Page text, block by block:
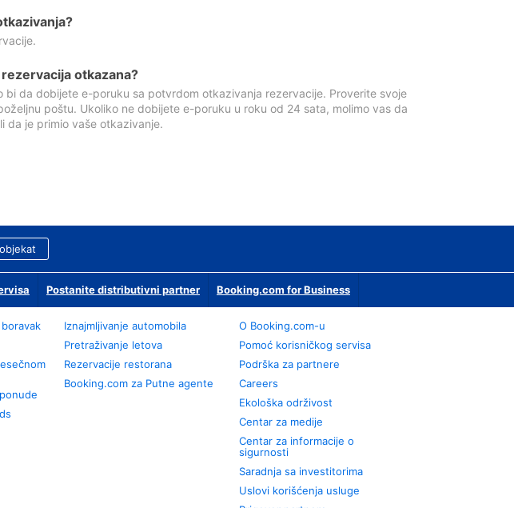
otkazana?
da dobijete e-poruku sa potvrdom otkazivanja rezervacije. Proverite svoje
poštu. Ukoliko ne dobijete e-poruku u roku od 24 sata, molimo vas da
je primio vaše otkazivanje.
Postanite distributivni partner Booking.com for Business
Iznajmljivanje automobila
Pretraživanje letova
Rezervacije restorana
Booking.com za Putne agente
О Booking.com-u
Pomoć korisničkog servisa
Podrška za partnere
Careers
Ekološka održivost
Centar za medije
Centar za informacije o
sigurnosti
Saradnja sa investitorima
Uslovi korišćenja usluge